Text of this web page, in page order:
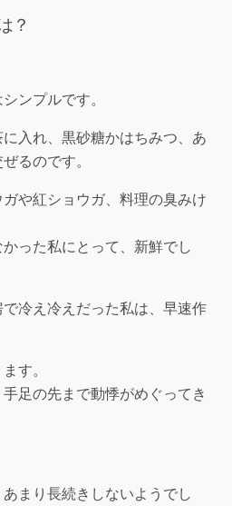
？
ンプルです。
入れ、黒砂糖かはちみつ、あ
るのです。
や紅ショウガ、料理の臭みけ
った私にとって、新鮮でし
冷え冷えだった私は、早速作
す。
足の先まで動悸がめぐってき
まり長続きしないようでし